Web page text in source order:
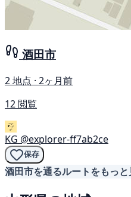
酒田市
2 地点 · 2ヶ月前
12 閲覧
KG @explorer-ff7ab2ce
保存
酒田市を通るルートをもっと